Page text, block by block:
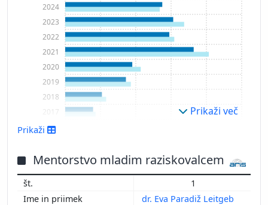
2013
2014
2016
2017
2018
2019
2020
2021
2022
2023
2024
Prikaži več
Prikaži
Mentorstvo mladim raziskovalcem
1
dr. Eva Paradiž Leitgeb